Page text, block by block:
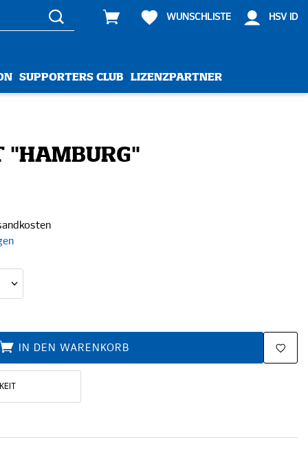
WUNSCHLISTE HSV ID
SUPPORTERS CLUB LIZENZPARTNER
"HAMBURG"
IN DEN WARENKORB